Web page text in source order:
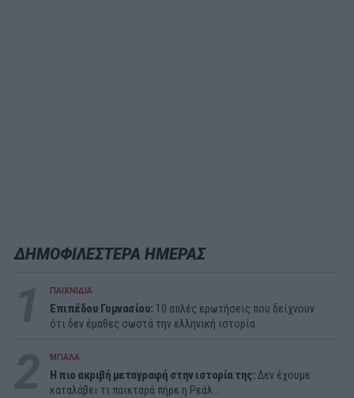
ΔΗΜΟΦΙΛΕΣΤΕΡΑ ΗΜΕΡΑΣ
ΠΑΙΧΝΙΔΙΑ
Επιπέδου Γυμνασίου: 10 απλές ερωτήσεις που δείχνουν
ότι δεν έμαθες σωστά την ελληνική ιστορία
ΜΠΑΛΑ
Η πιο ακριβή μεταγραφή στην ιστορία της:Δεν έχουμε
καταλάβει τι παικταρά πήρε η Ρεάλ...